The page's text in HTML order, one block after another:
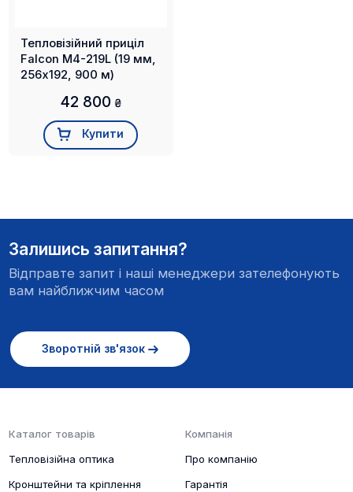
Тепловізійний приціл
Falcon M4-219L (19 мм,
256х192, 900 м)
42 800 ₴
Купити
Залишись запитання?
Відправте запит і наші менеджери зателефонують
вам найближчим часом
Зворотній зв'язок
Каталог товарів
Тепловізійна оптика
Кронштейни та кріплення
Компанія
Про компанію
Гарантія